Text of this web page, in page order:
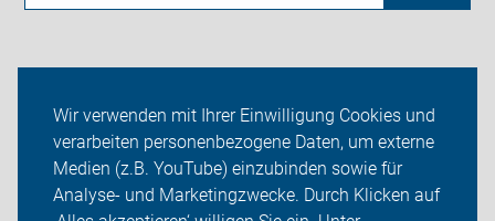
Wir verwenden mit Ihrer Einwilligung Cookies und
verarbeiten personenbezogene Daten, um externe
Medien (z.B. YouTube) einzubinden sowie für
Analyse- und Marketingzwecke. Durch Klicken auf
ADFC Cottbus
Sei dabei